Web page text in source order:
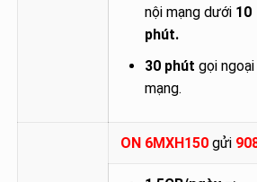
nội mạng dưới 10
phút.
30 phút gọi ngoại
mạng.
ON 6MXH150gửi